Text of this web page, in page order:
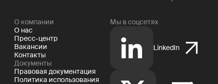
О компании
О нас
Пресс-центр
Вакансии
Контакты
Документы
Правовая документация
Политика использования
Мы в соцсетях
LinkedIn